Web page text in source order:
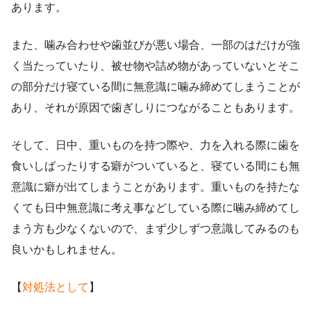
あります。
また、噛み合わせや歯並びが悪い場合、一部のはだけが強
く当たっていたり、被せ物や詰め物があっていないとそこ
の部分だけ寝ている間に無意識に噛み締めてしまうことが
あり、それが原因で歯ぎしりにつながることもあります。
そして、日中、重いものを持つ際や、力を入れる際に歯を
食いしばったりする癖がついていると、寝ている間にも無
意識に癖が出てしまうことがあります。重いものを持たな
くても日中無意識に考え事などしている際に噛み締めてし
まう方も少なくないので、まず少しずつ意識してみるのも
良いかもしれません。
【対処法として 】